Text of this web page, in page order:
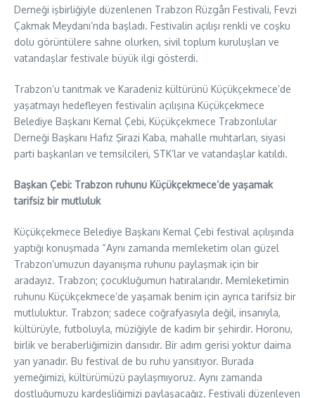
Derneği işbirliğiyle düzenlenen Trabzon Rüzgârı Festivali, Fevzi
Çakmak Meydanı’nda başladı. Festivalin açılışı renkli ve coşku
dolu görüntülere sahne olurken, sivil toplum kuruluşları ve
vatandaşlar festivale büyük ilgi gösterdi.
Trabzon’u tanıtmak ve Karadeniz kültürünü Küçükçekmece’de
yaşatmayı hedefleyen festivalin açılışına Küçükçekmece
Belediye Başkanı Kemal Çebi, Küçükçekmece Trabzonlular
Derneği Başkanı Hafız Şirazi Kaba, mahalle muhtarları, siyasi
parti başkanları ve temsilcileri, STK’lar ve vatandaşlar katıldı.
Başkan Çebi: Trabzon ruhunu Küçükçekmece’de yaşamak
tarifsiz bir mutluluk
Küçükçekmece Belediye Başkanı Kemal Çebi festival açılışında
yaptığı konuşmada “Aynı zamanda memleketim olan güzel
Trabzon’umuzun dayanışma ruhunu paylaşmak için bir
aradayız. Trabzon; çocukluğumun hatıralarıdır. Memleketimin
ruhunu Küçükçekmece’de yaşamak benim için ayrıca tarifsiz bir
mutluluktur. Trabzon; sadece coğrafyasıyla değil, insanıyla,
kültürüyle, futboluyla, müziğiyle de kadim bir şehirdir. Horonu,
birlik ve beraberliğimizin dansıdır. Bir adım gerisi yoktur daima
yan yanadır. Bu festival de bu ruhu yansıtıyor. Burada
yemeğimizi, kültürümüzü paylaşmıyoruz. Aynı zamanda
dostluğumuzu kardeşliğimizi paylaşacağız. Festivali düzenleyen